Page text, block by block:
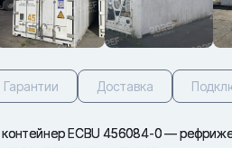
Гарантии Доставка
ECBU 456084-0 —